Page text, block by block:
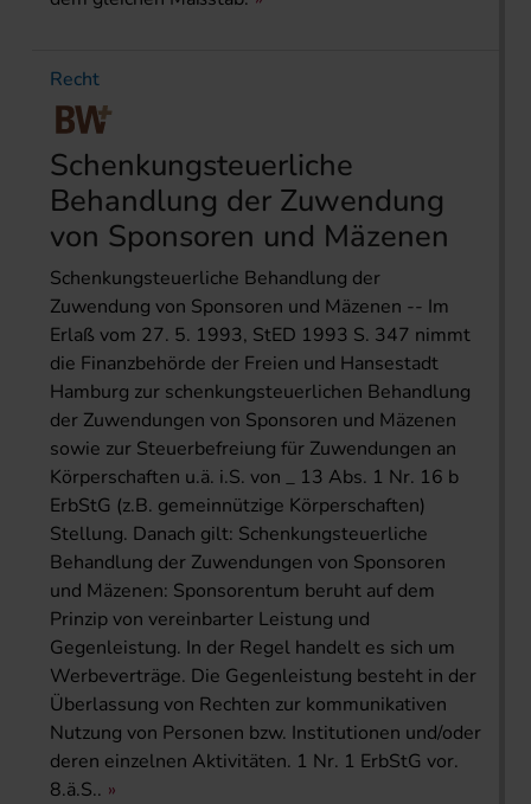
Recht
Schenkungsteuerliche
Behandlung der Zuwendung
von Sponsoren und Mäzenen
Schenkungsteuerliche Behandlung der
Zuwendung von Sponsoren und Mäzenen -- Im
Erlaß vom 27. 5. 1993, StED 1993 S. 347 nimmt
die Finanzbehörde der Freien und Hansestadt
Hamburg zur schenkungsteuerlichen Behandlung
der Zuwendungen von Sponsoren und Mäzenen
sowie zur Steuerbefreiung für Zuwendungen an
Körperschaften u.ä. i.S. von _ 13 Abs. 1 Nr. 16 b
ErbStG (z.B. gemeinnützige Körperschaften)
Stellung. Danach gilt: Schenkungsteuerliche
Behandlung der Zuwendungen von Sponsoren
und Mäzenen: Sponsorentum beruht auf dem
Prinzip von vereinbarter Leistung und
Gegenleistung. In der Regel handelt es sich um
Werbeverträge. Die Gegenleistung besteht in der
Überlassung von Rechten zur kommunikativen
Nutzung von Personen bzw. Institutionen und/oder
deren einzelnen Aktivitäten. 1 Nr. 1 ErbStG vor.
8.ä.S..